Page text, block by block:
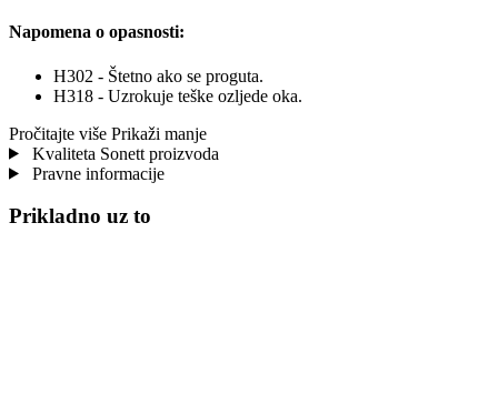
Napomena o opasnosti:
H302 - Štetno ako se proguta.
H318 - Uzrokuje teške ozljede oka.
Pročitajte više Prikaži manje
Kvaliteta Sonett proizvoda
Pravne informacije
Prikladno uz to